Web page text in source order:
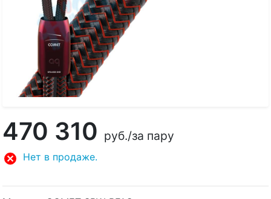
470 310 руб./за пару
Нет в продаже.